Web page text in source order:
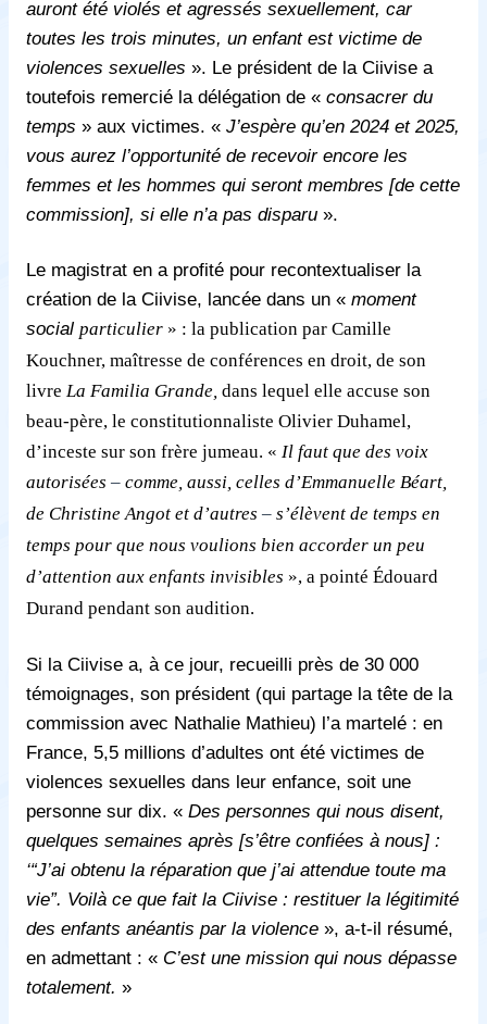
auront été violés et agressés sexuellement, car
toutes les trois minutes, un enfant est victime de
violences sexuelles ». Le président de la Ciivise a
toutefois remercié la délégation de « consacrer du
temps » aux victimes. « J’espère qu’en 2024 et 2025,
vous aurez l’opportunité de recevoir encore les
femmes et les hommes qui seront membres [de cette
commission], si elle n’a pas disparu ».
Le magistrat en a profité pour recontextualiser la
création de la Ciivise, lancée dans un « moment
social particulier » : la publication par Camille
Kouchner, maîtresse de conférences en droit, de son
livre La Familia Grande, dans lequel elle accuse son
beau-père, le constitutionnaliste Olivier Duhamel,
d’inceste sur son frère jumeau. « Il faut que des voix
autorisées – comme, aussi, celles d’Emmanuelle Béart,
de Christine Angot et d’autres – s’élèvent de temps en
temps pour que nous voulions bien accorder un peu
d’attention aux enfants invisibles », a pointé Édouard
Durand pendant son audition.
Si la Ciivise a, à ce jour, recueilli près de 30 000
témoignages, son président (qui partage la tête de la
commission avec Nathalie Mathieu) l’a martelé : en
France, 5,5 millions d’adultes ont été victimes de
violences sexuelles dans leur enfance, soit une
personne sur dix. « Des personnes qui nous disent,
quelques semaines après [s’être confiées à nous] :
‘“J’ai obtenu la réparation que j’ai attendue toute ma
vie”. Voilà ce que fait la Ciivise : restituer la légitimité
des enfants anéantis par la violence », a-t-il résumé,
en admettant : « C’est une mission qui nous dépasse
totalement. »